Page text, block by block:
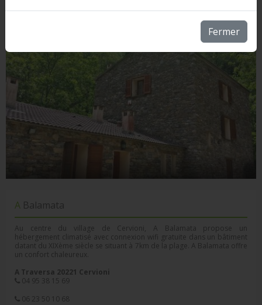
A Balamata
Au centre du village de Cervioni, A Balamata propose un
hébergement climatisé avec connexion wifi gratuite dans un bâtiment
datant du XIXème siècle se situant à 7km de la plage. A Balamata offre
un confort chaleureux.
A Traversa 20221 Cervioni
04 95 38 15 69
06 23 50 10 68
Fermer